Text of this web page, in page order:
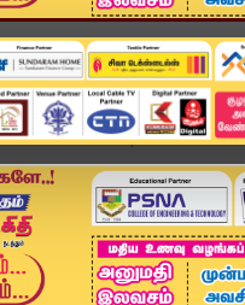
அண்மை தமிழ்நாடு
Headlines Now | 3 PM